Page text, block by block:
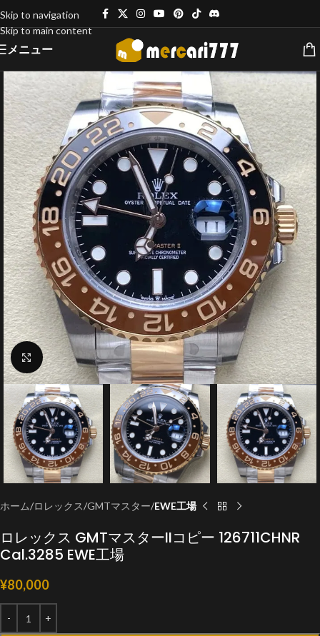
Skip to navigation
Skip to main content
メニュー
クリックで拡大
ホーム ロレックス GMTマスター EWE工場
ロレックス GMTマスターIIコピー 126711CHNR
Cal.3285 EWE工場
¥80,000